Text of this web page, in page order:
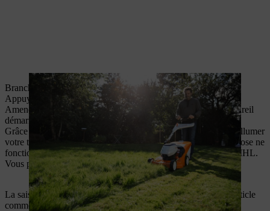
Branchez d’abord le câble d’alimentation.
Appuyez ensuite sur le bouton de démarrage.
Amenez l’arceau de coupure du moteur vers le guidon ; l’appareil
démarre.
Grâce à ces instructions, vous devez avoir compris comment allumer
votre tondeuse à gazon sans problème. Si toutefois quelque chose ne
fonctionne pas, adressez-vous à votre revendeur spécialisé STIHL.
Vous pouvez à présent commencer à
tondre votre pelouse.
La saison du jardinage est terminée ? Découvrez dans notre article
commentpréparer votre tondeuse à gazon pour l’hiver.